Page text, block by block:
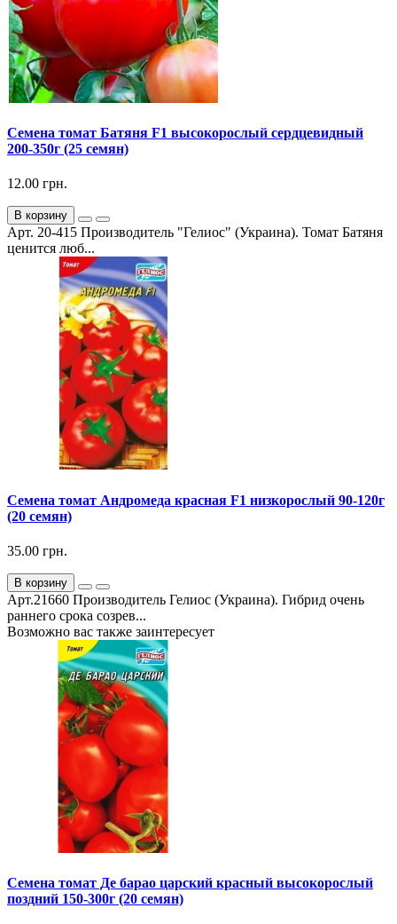
Семена томат Батяня F1 высокорослый сердцевидный
200-350г (25 семян)
12.00 грн.
В корзину
Арт. 20-415 Производитель "Гелиос" (Украина). Томат Батяня
ценится люб...
Семена томат Андромеда красная F1 низкорослый 90-120г
(20 семян)
35.00 грн.
В корзину
Арт.21660 Производитель Гелиос (Украина). Гибрид очень
раннего срока созрев...
Возможно вас также заинтересует
Семена томат Де барао царский красный высокорослый
поздний 150-300г (20 семян)